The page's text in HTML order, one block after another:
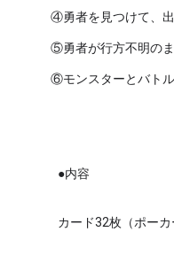
④勇者を見つけて、
⑤勇者が行方不明の
⑥モンスターとバト
●内容
カード32枚（ポー